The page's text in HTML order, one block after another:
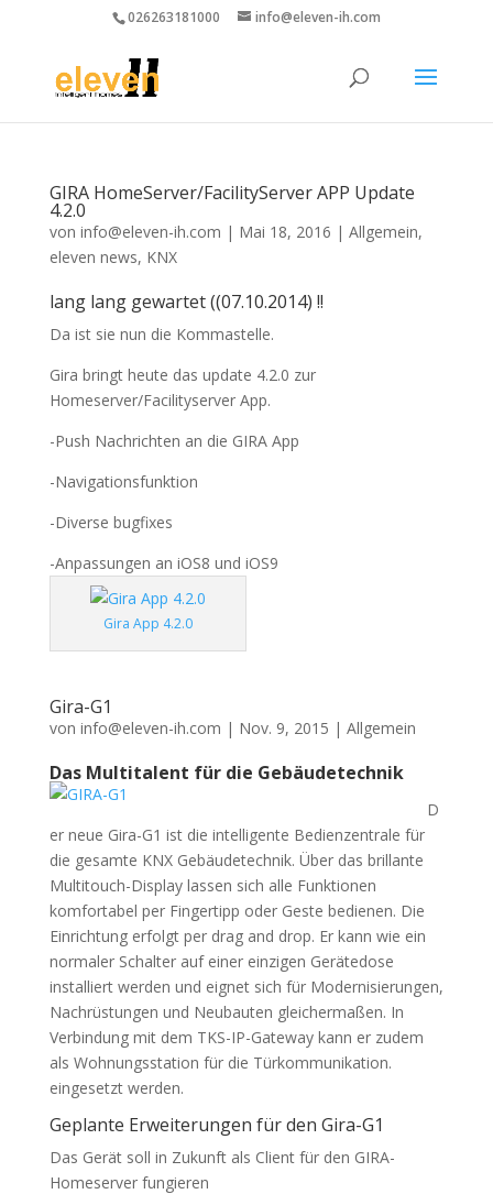
026263181000 info@eleven-ih.com
GIRA HomeServer/FacilityServer APP Update
4.2.0
von info@eleven-ih.com | Mai 18, 2016 | Allgemein,
eleven news, KNX
lang lang gewartet ((07.10.2014) !!
Da ist sie nun die Kommastelle.
Gira bringt heute das update 4.2.0 zur
Homeserver/Facilityserver App.
-Push Nachrichten an die GIRA App
-Navigationsfunktion
-Diverse bugfixes
-Anpassungen an iOS8 und iOS9
Gira App 4.2.0
Gira-G1
von info@eleven-ih.com | Nov. 9, 2015 | Allgemein
Das Multitalent für die Gebäudetechnik
D
er neue Gira-G1 ist die intelligente Bedienzentrale für
die gesamte KNX Gebäudetechnik. Über das brillante
Multitouch-Display lassen sich alle Funktionen
komfortabel per Fingertipp oder Geste bedienen. Die
Einrichtung erfolgt per drag and drop. Er kann wie ein
normaler Schalter auf einer einzigen Gerätedose
installiert werden und eignet sich für Modernisierungen,
Nachrüstungen und Neubauten gleichermaßen. In
Verbindung mit dem TKS-IP-Gateway kann er zudem
als Wohnungsstation für die Türkommunikation.
eingesetzt werden.
Geplante Erweiterungen für den Gira-G1
Das Gerät soll in Zukunft als Client für den GIRA-
Homeserver fungieren